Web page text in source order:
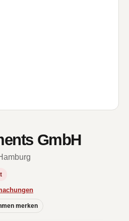
GmbH
merken